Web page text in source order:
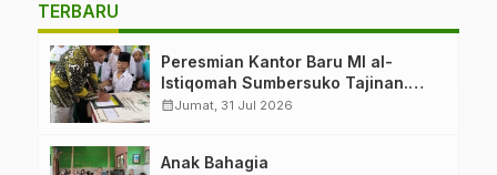
TERBARU
Peresmian Kantor Baru MI al-
Istiqomah Sumbersuko Tajinan.
Ketua LP Ma’arif PCNU Malang
calendar_monthJumat, 31 Jul 2026
Anak Bahagia